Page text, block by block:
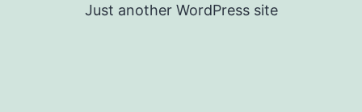
Just another WordPress site